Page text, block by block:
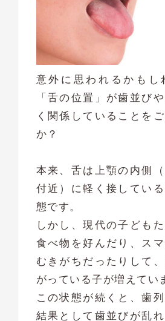
意外に思われるかもし
「舌の位置」が歯並び
く関係していることを
か？
本来、舌は上顎の内側
付近）に軽く接してい
態です。
しかし、現代の子ども
食べ物を好んだり、ス
むきがちだったりして
がっている子が増えてい
この状態が続くと、歯列
結果として歯並びが乱